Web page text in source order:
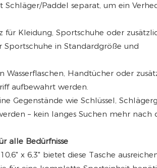
Schläger/Paddel separat, um ein
für Kleidung, Sportschuhe oder
Sportschuhe in Standardgröße und
Wasserflaschen, Handtücher oder
aufbewahrt werden.
Gegenstände wie Schlüssel,
– kein langes Suchen mehr nach
alle Bedürfnisse
x 6,3" bietet diese Tasche